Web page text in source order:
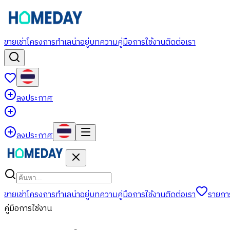
ขายเช่าโครงการทำเลน่าอยู่บทความคู่มือการใช้งานติดต่อเรา
ลงประกาศ
ลงประกาศ
ขายเช่าโครงการทำเลน่าอยู่บทความคู่มือการใช้งานติดต่อเรา
รายก
คู่มือการใช้งาน